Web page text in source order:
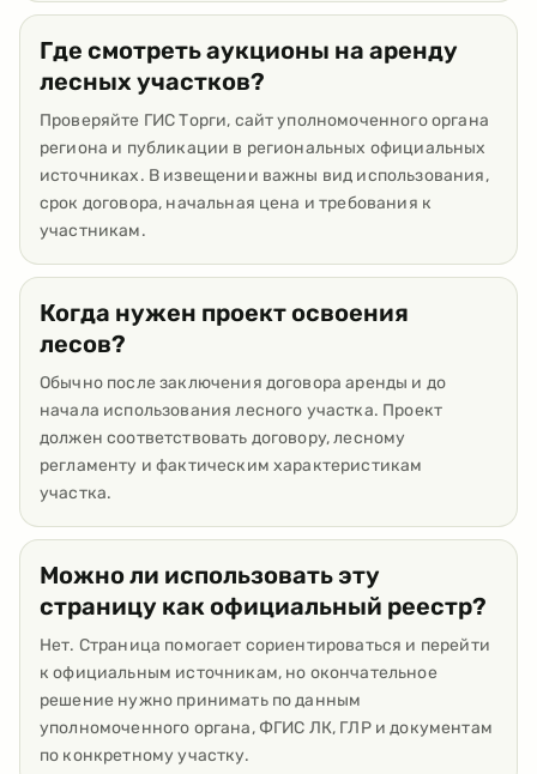
Где смотреть аукционы на аренду
лесных участков?
Проверяйте ГИС Торги, сайт уполномоченного органа
региона и публикации в региональных официальных
источниках. В извещении важны вид использования,
срок договора, начальная цена и требования к
участникам.
Когда нужен проект освоения
лесов?
Обычно после заключения договора аренды и до
начала использования лесного участка. Проект
должен соответствовать договору, лесному
регламенту и фактическим характеристикам
участка.
Можно ли использовать эту
страницу как официальный реестр?
Нет. Страница помогает сориентироваться и перейти
к официальным источникам, но окончательное
решение нужно принимать по данным
уполномоченного органа, ФГИС ЛК, ГЛР и документам
по конкретному участку.